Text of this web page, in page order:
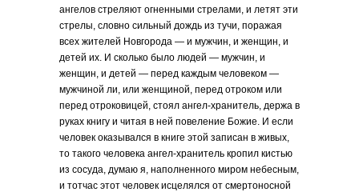
ангелов стреляют огненными стрелами, и летят эти
стрелы, словно сильный дождь из тучи, поражая
всех жителей Новгорода — и мужчин, и женщин, и
детей их. И сколько было людей — мужчин, и
женщин, и детей — перед каждым человеком —
мужчиной ли, или женщиной, перед отроком или
перед отроковицей, стоял ангел-хранитель, держа в
руках книгу и читая в ней повеление Божие. И если
человек оказывался в книге этой записан в живых,
то такого человека ангел-хранитель кропил кистью
из сосуда, думаю я, наполненного миром небесным,
и тотчас этот человек исцелялся от смертоносной